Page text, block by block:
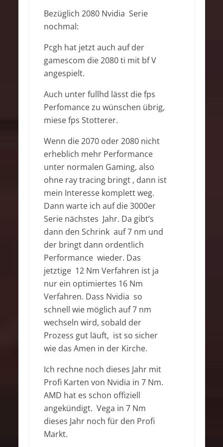
Bezüglich 2080 Nvidia Serie
nochmal:
Pcgh hat jetzt auch auf der
gamescom die 2080 ti mit bf V
angespielt.
Auch unter fullhd lässt die fps
Perfomance zu wünschen übrig,
miese fps Stotterer.
Wenn die 2070 oder 2080 nicht
erheblich mehr Performance
unter normalen Gaming, also
ohne ray tracing bringt , dann ist
mein Interesse komplett weg.
Dann warte ich auf die 3000er
Serie nächstes Jahr. Da gibt’s
dann den Schrink auf 7 nm und
der bringt dann ordentlich
Performance wieder. Das
jetztige 12 Nm Verfahren ist ja
nur ein optimiertes 16 Nm
Verfahren. Dass Nvidia so
schnell wie möglich auf 7 nm
wechseln wird, sobald der
Prozess gut läuft, ist so sicher
wie das Amen in der Kirche.
Ich rechne noch dieses Jahr mit
Profi Karten von Nvidia in 7 Nm.
AMD hat es schon offiziell
angekündigt. Vega in 7 Nm
dieses Jahr noch für den Profi
Markt.